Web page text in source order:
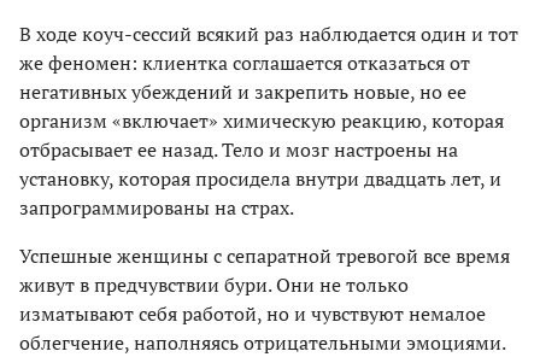
В ходе коуч-сессий всякий раз наблюдается один и тот
же феномен: клиентка соглашается отказаться от
негативных убеждений и закрепить новые, но ее
организм «включает» химическую реакцию, которая
отбрасывает ее назад. Тело и мозг настроены на
установку, которая просидела внутри двадцать лет, и
запрограммированы на страх.
Успешные женщины с сепаратной тревогой все время
живут в предчувствии бури. Они не только
изматывают себя работой, но и чувствуют немалое
облегчение, наполняясь отрицательными эмоциями.